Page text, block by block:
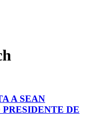
A SEAN
DE